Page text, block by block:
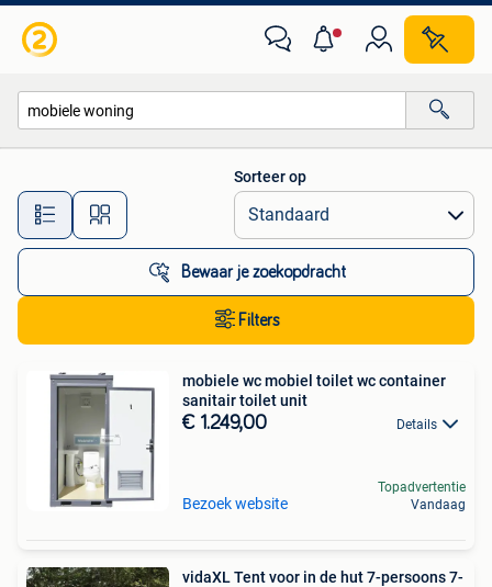
Alle afstanden…
Sorteer op
Bewaar je zoekopdracht
Filters
mobiele wc mobiel toilet wc container
sanitair toilet unit
€ 1.249,00 Details
Bezoek website
Topadvertentie
Vandaag
vidaXL Tent voor in de hut 7-persoons 7-